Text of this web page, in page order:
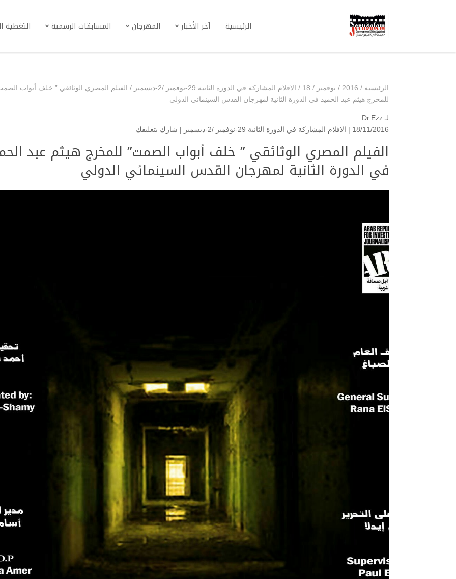
الرئيسية آخر الأخبار المهرجان المسابقات الرسمية التغطية
الرئيسية /
2016
/ نوفمبر /
18
/ الافلام المشاركة في الدورة الثانية 29-نوفمبر /2-ديسمبر / الفيلم المصري الوثائقي ” خلف أبواب
للمخرج هيثم عبد الحميد في الدورة الثانية لمهرجان القدس السينمائي الدولي
لـ Dr.Ezz
18/11/2016 |
الافلام المشاركة في الدورة الثانية 29-نوفمبر /2-ديسمبر | شارك بتعليقك
الفيلم المصري الوثائقي ” خلف أبواب الصمت” للمخرج هيثم عبد
في الدورة الثانية لمهرجان القدس السينمائي الدولي